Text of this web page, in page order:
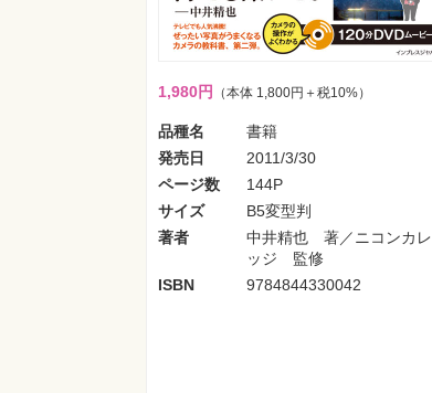
1,980円 （本体 1,800円＋税10%）
品種名
書籍
発売日
2011/3/30
ページ数
144P
サイズ
B5変型判
著者
中井精也 著／ニコンカレ
ッジ 監修
ISBN
9784844330042